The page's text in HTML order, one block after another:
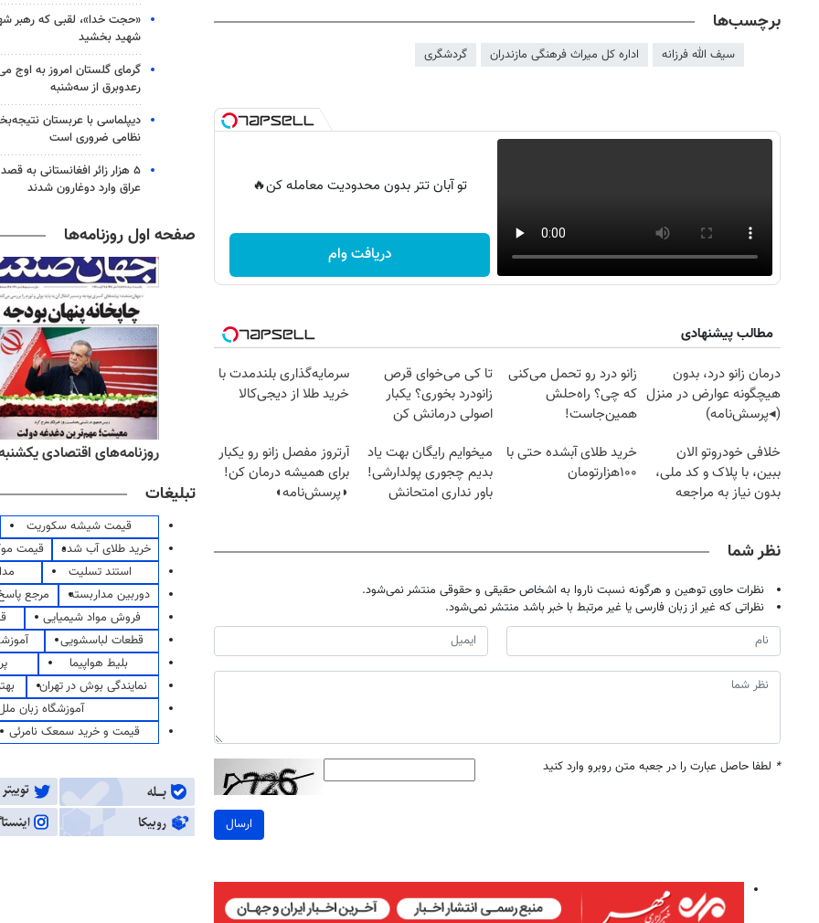
برچسب‌ها
سیف الله فرزانه اداره کل میراث فرهنگی مازندران گردشگری
تو آبان تتر بدون محدودیت معامله کن🔥
دریافت وام
مطالب پیشنهادی
درمان زانو درد، بدون
هیچگونه عوارض در منزل
(◂پرسش‌نامه)
زانو درد رو تحمل می‌کنی
که چی؟ راه‌حلش
همین‌جاست!
تا کی می‌خوای قرص
زانودرد بخوری؟ یکبار
اصولی درمانش کن
سرمایه‌گذاری بلندمدت با
خرید طلا از دیجی‌کالا
خلافی خودروتو الان
ببین، با پلاک و کد ملی،
بدون نیاز به مراجعه
خرید طلای آبشده حتی با
۱۰۰هزارتومان
میخوایم رایگان بهت یاد
بدیم چجوری پولدارشی!
باور نداری امتحانش
آرتروز مفصل زانو رو یکبار
برای همیشه درمان کن!
◗پرسش‌نامه◖
نظر شما
نظرات حاوی توهین و هرگونه نسبت ناروا به اشخاص حقیقی و حقوقی منتشر نمی‌شود.
نظراتی که غیر از زبان فارسی یا غیر مرتبط با خبر باشد منتشر نمی‌شود.
* لطفا حاصل عبارت را در جعبه متن روبرو وارد کنید
ارسال
«حجت خدا»، لقبی که رهبر
شهید بخشید
گرمای گلستان امروز به اوج
رعدوبرق از سه‌شنبه
دیپلماسی با عربستان
نظامی ضروری است
۵ هزار زائر افغانستانی به
عراق وارد دوغارون شدند
صفحه اول روزنامه‌ها
روزنامه‌های ورزشی شنبه ۱۷ مرداد ۱۴۰۵ روزنامه‌های ورزشی یکشنبه ۱۸ مرداد ۱۴۰۵ روزنامه‌های اقتصادی یکشنبه ۱۸ مرداد
تبلیغات
قیمت شیشه سکوریت
خرید طلای آب شده
قیمت
استند تسلیت
دوربین مداربسته
مرجع
فروش مواد شیمیایی
قطعات لباسشویی
بلیط هواپیما
نمایندگی بوش در تهران
آموزشگاه زبان
قیمت و خرید سمعک نامرئی